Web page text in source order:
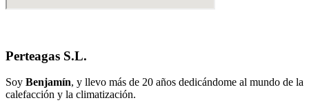
Perteagas S.L.
Soy Benjamín, y llevo más de 20 años dedicándome al mundo de la
calefacción y la climatización.